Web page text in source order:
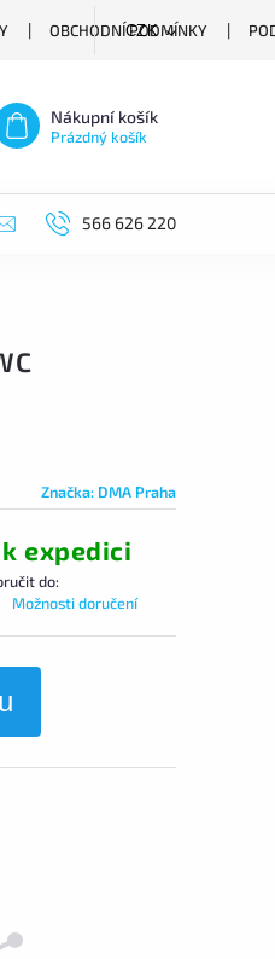
OBCHODNÍ PODMÍNKY
CZK
Nákupní košík
Prázdný košík
566 626 220
Značka: DMA Praha
expedici
do:
Možnosti doručení